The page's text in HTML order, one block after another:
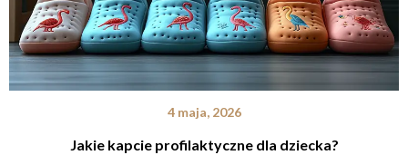
4 maja, 2026
Jakie kapcie profilaktyczne dla dziecka?